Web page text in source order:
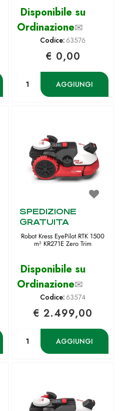
Disponibile su
Ordinazione✉
Codice:63576
€ 0,00
AGGIUNGI
SPEDIZIONE
GRATUITA
Robot Kress EyePilot RTK 1500
m² KR271E Zero Trim
Disponibile su
Ordinazione✉
Codice:63574
€ 2.499,00
AGGIUNGI